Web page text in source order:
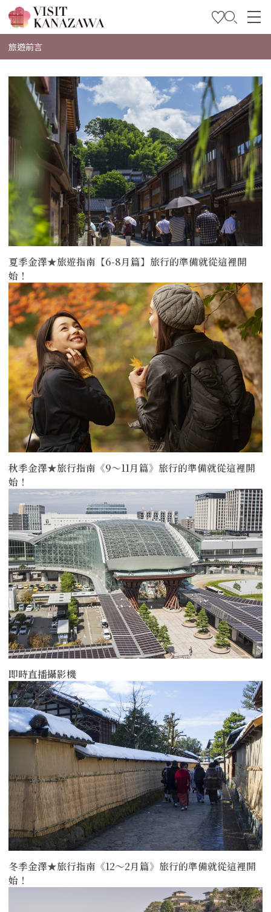
特輯
旅遊計畫
Travel Trade and Media
Languages
旅遊前言
夏季金澤★旅遊指南【6-8月篇】旅行的準備就從這裡開
始！
more
秋季金澤★旅行指南《9〜11月篇》旅行的準備就從這裡開
始！
more
即時直播攝影機
more
冬季金澤★旅行指南《12〜2月篇》旅行的準備就從這裡開
始！
more
more